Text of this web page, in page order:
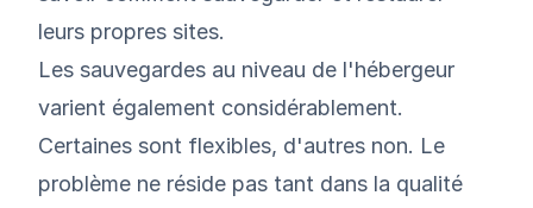
leurs propres sites.
Les sauvegardes au niveau de l'hébergeur
varient également considérablement.
Certaines sont flexibles, d'autres non. Le
problème ne réside pas tant dans la qualité